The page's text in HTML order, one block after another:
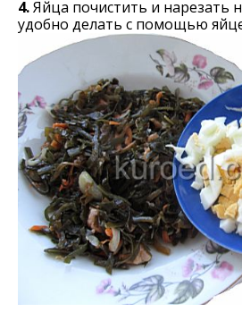
4.Яйца почистить и нарезать
удобно делать с помощью